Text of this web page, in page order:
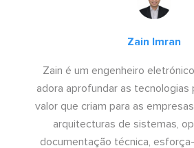
Zain Imran
Zain é um engenheiro
adora aprofundar as tecnologias
valor que criam para as
arquitecturas de sistemas,
documentação técnica,